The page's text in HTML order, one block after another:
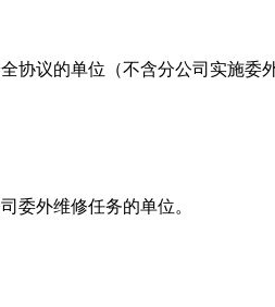
协议的单位（不含分公司实施委
委外维修任务的单位。